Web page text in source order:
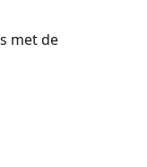
met de